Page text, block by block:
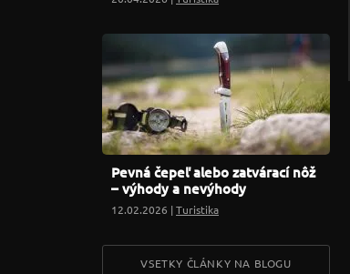
Pevná čepeľ alebo zatvárací nôž
– výhody a nevýhody
12.02.2026 |Turistika
VSETKY ČLÁNKY NA BLOGU